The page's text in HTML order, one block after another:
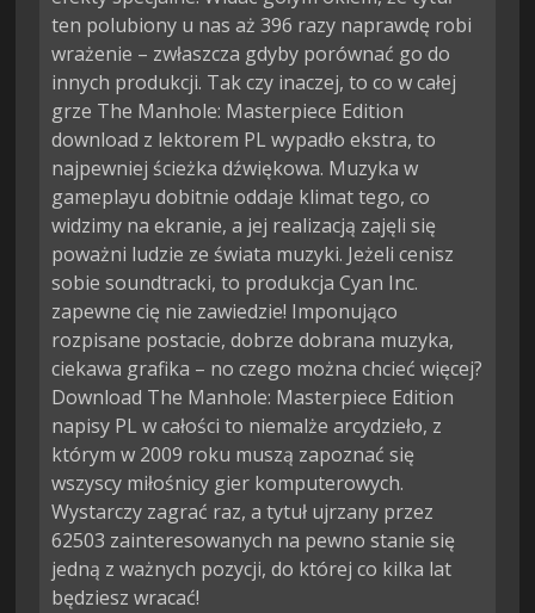
ten polubiony u nas aż 396 razy naprawdę robi
wrażenie – zwłaszcza gdyby porównać go do
innych produkcji. Tak czy inaczej, to co w całej
grze The Manhole: Masterpiece Edition
download z lektorem PL wypadło ekstra, to
najpewniej ścieżka dźwiękowa. Muzyka w
gameplayu dobitnie oddaje klimat tego, co
widzimy na ekranie, a jej realizacją zajęli się
poważni ludzie ze świata muzyki. Jeżeli cenisz
sobie soundtracki, to produkcja Cyan Inc.
zapewne cię nie zawiedzie! Imponująco
rozpisane postacie, dobrze dobrana muzyka,
ciekawa grafika – no czego można chcieć więcej?
Download The Manhole: Masterpiece Edition
napisy PL w całości to niemalże arcydzieło, z
którym w 2009 roku muszą zapoznać się
wszyscy miłośnicy gier komputerowych.
Wystarczy zagrać raz, a tytuł ujrzany przez
62503 zainteresowanych na pewno stanie się
jedną z ważnych pozycji, do której co kilka lat
będziesz wracać!